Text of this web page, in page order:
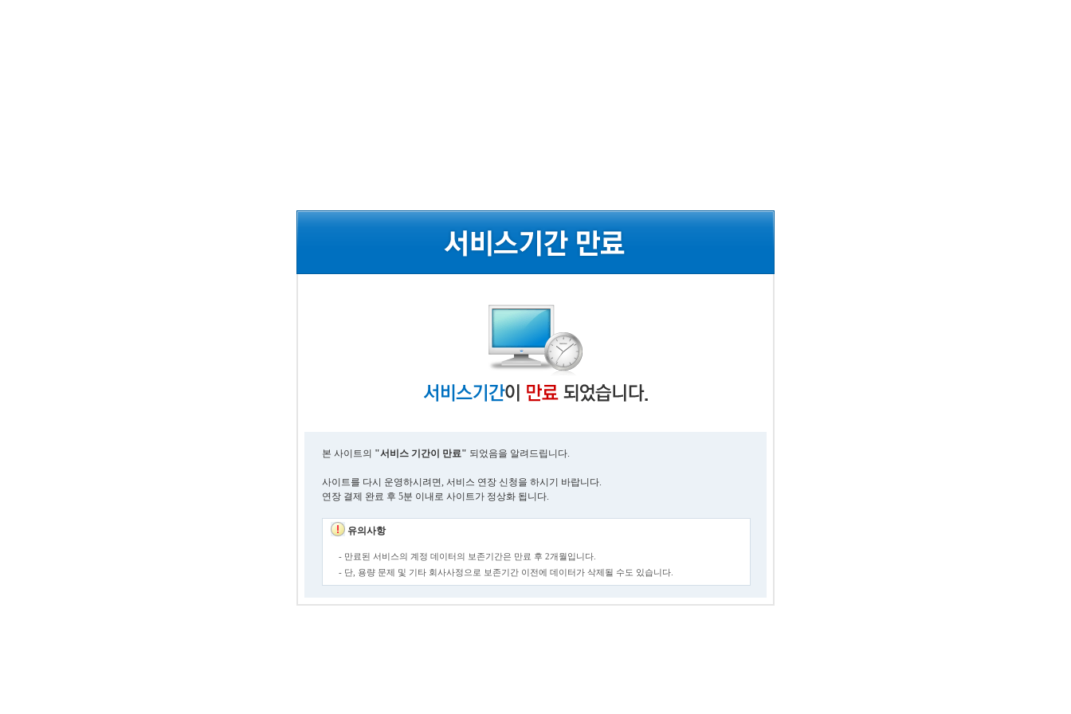
본 사이트의 "서비스 기간이 만료" 되었음을 알려드립니다.
사이트를 다시 운영하시려면, 서비스 연장 신청을 하시기 바랍니다.
연장 결제 완료 후 5분 이내로 사이트가 정상화 됩니다.
유의사항
- 만료된 서비스의 계정 데이터의 보존기간은 만료 후 2개월입니다.
- 단, 용량 문제 및 기타 회사사정으로 보존기간 이전에 데이터가 삭제될 수도 있습니다.